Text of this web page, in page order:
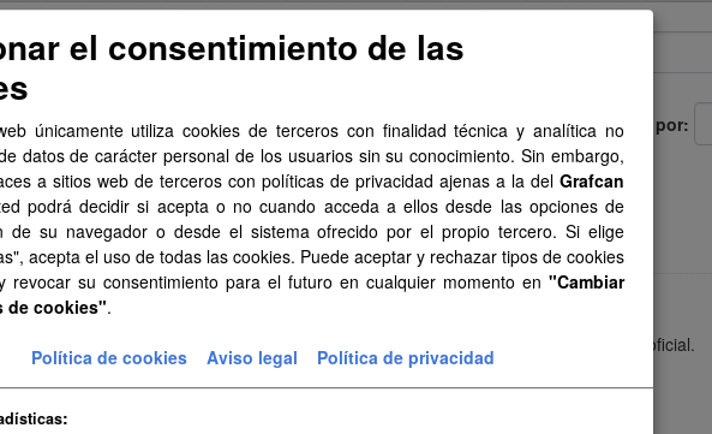
Ordenar por
de datos encontrado
Sector público Licencias: Aviso Legal del SITCAN
Formatos:
municipios
territoriales de islas y municipios. Los límites reflejados carecen de carácter oficial.
el consentimiento de las
únicamente utiliza cookies de terceros con finalidad técnica y analítica no
datos de carácter personal de los usuarios sin su conocimiento. Sin embargo,
a sitios web de terceros con políticas de privacidad ajenas a la del Grafcan
podrá decidir si acepta o no cuando acceda a ellos desde las opciones de
de su navegador o desde el sistema ofrecido por el propio tercero. Si elige
acepta el uso de todas las cookies. Puede aceptar y rechazar tipos de cookies
revocar su consentimiento para el futuro en cualquier momento en "Cambiar
de cookies".
Política de cookies Aviso legal Política de privacidad